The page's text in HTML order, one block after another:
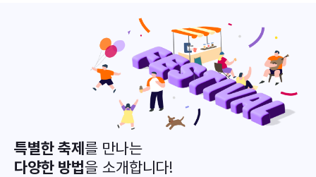
특별한 축제를 만나는
다양한 방법을 소개합니다!